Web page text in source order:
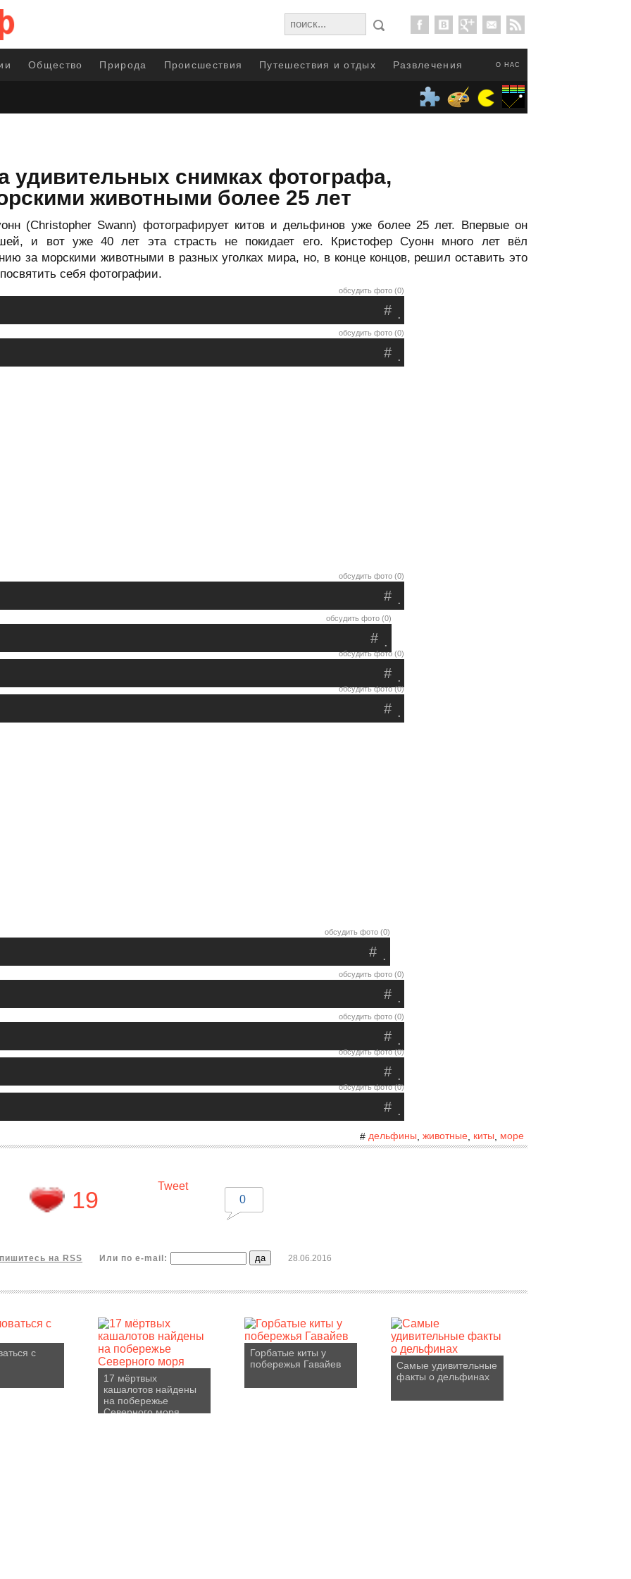
О НАС
Общество Природа Происшествия Путешествия и отдых Развлечения
снимках фотографа,
животными более 25 лет
(Christopher Swann) фотографирует китов и дельфинов уже более 25 лет. Впервые он
и вот уже 40 лет эта страсть не покидает его. Кристофер Суонн много лет вёл
за морскими животными в разных уголках мира, но, в конце концов, решил оставить это
себя фотографии.
обсудить фото (0)
.
#
обсудить фото (0)
.
#
обсудить фото (0)
.
#
обсудить фото (0)
.
#
обсудить фото (0)
.
#
обсудить фото (0)
.
#
обсудить фото (0)
.
#
обсудить фото (0)
.
#
обсудить фото (0)
.
#
обсудить фото (0)
.
#
обсудить фото (0)
.
#
# дельфины животные киты море
19
Tweet
0
на RSS Или по e-mail: 28.06.2016
с
17 мёртвых
кашалотов найдены
на побережье
Северного моря
Горбатые киты у
побережья Гавайев
Самые удивительные
факты о дельфинах